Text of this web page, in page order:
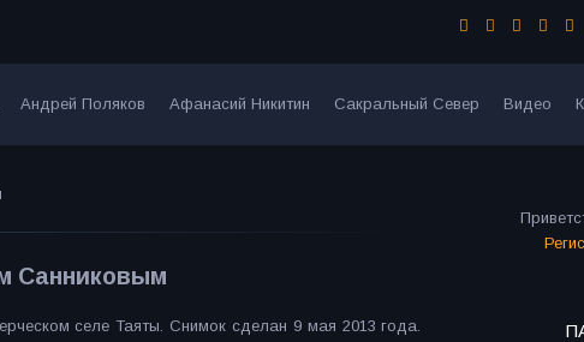
Андрей Поляков Афанасий Никитин Сакральный Север Видео
Санниковым
селе Таяты. Снимок сделан 9 мая 2013 года.